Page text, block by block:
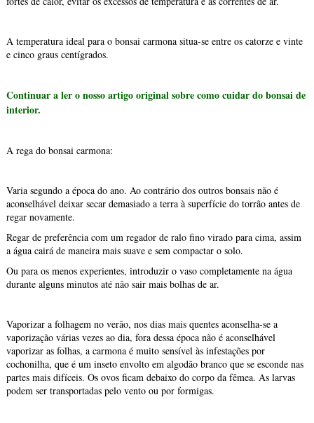
A temperatura ideal para o bonsai carmona situa-se entre os catorze e vinte
e cinco graus centígrados.
Continuar a ler o nosso artigo original sobre como cuidar do bonsai de
interior.
A rega do bonsai carmona:
Varia segundo a época do ano. Ao contrário dos outros bonsais não é
aconselhável deixar secar demasiado a terra à superfície do torrão antes de
regar novamente.
Regar de preferência com um regador de ralo fino virado para cima, assim
a água cairá de maneira mais suave e sem compactar o solo.
Ou para os menos experientes, introduzir o vaso completamente na água
durante alguns minutos até não sair mais bolhas de ar.
Vaporizar a folhagem no verão, nos dias mais quentes aconselha-se a
vaporização várias vezes ao dia, fora dessa época não é aconselhável
vaporizar as folhas, a carmona é muito sensível às infestações por
cochonilha, que é um inseto envolto em algodão branco que se esconde nas
partes mais difíceis. Os ovos ficam debaixo do corpo da fêmea. As larvas
podem ser transportadas pelo vento ou por formigas.